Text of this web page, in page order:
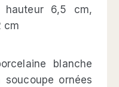
6,5 cm,
cm
blanche
ornées